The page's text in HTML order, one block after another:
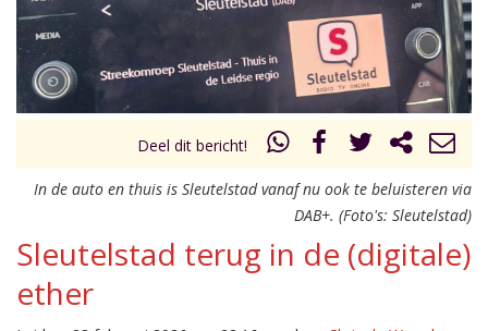
Deel dit bericht!
In de auto en thuis is Sleutelstad vanaf nu ook te beluisteren via
DAB+. (Foto's: Sleutelstad)
Sleutelstad terug in de (digitale)
ether